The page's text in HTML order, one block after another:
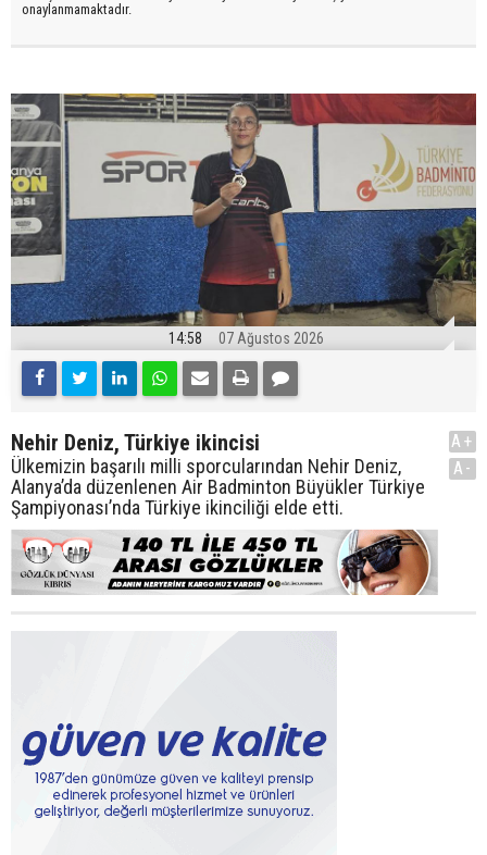
onaylanmamaktadır.
14:58 07 Ağustos 2026
Nehir Deniz, Türkiye ikincisi
Ülkemizin başarılı milli sporcularından Nehir Deniz,
Alanya’da düzenlenen Air Badminton Büyükler Türkiye
Şampiyonası’nda Türkiye ikinciliği elde etti.
A+
A-